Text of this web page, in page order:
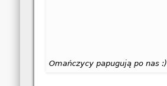
Omańczycy papugują po nas :)